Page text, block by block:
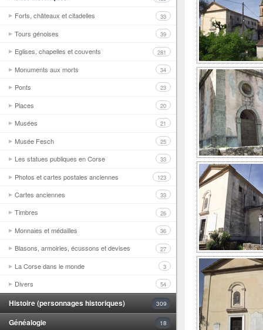
Forts, châteaux et citadelles 33
Tours génoises 39
Eglises, chapelles et couvents 281
Monuments aux morts 34
Ponts 23
Places 20
Musées 21
Musée Fesch 25
Les statues publiques en Corse 33
Photos et cartes postales anciennes 123
Cartes anciennes 33
Timbres 26
Monnaies et médailles 36
Blasons, armoiries, écussons et devises 27
La Corse dans le monde 3
Divers 54
Histoire (personnages historiques) 309
Généalogie 18